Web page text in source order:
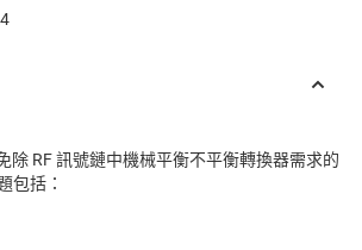
除 RF 訊號鏈中機械平衡不平衡轉換器需求的
包括：